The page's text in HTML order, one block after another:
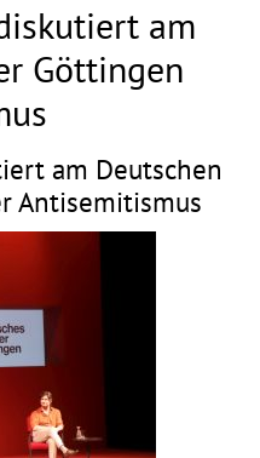
am
Göttingen
am Deutschen
Antisemitismus